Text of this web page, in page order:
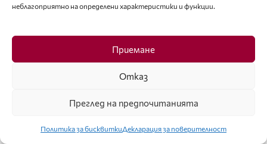
неблагоприятно на определени характеристики и функции.
Приемане
Отказ
Преглед на предпочитанията
Политика за бисквиткиДекларация за поверителност
Русия и Унгария, всичко мина доста добре.
на взимането на интервюто), в която не ми
провървя, беше България.